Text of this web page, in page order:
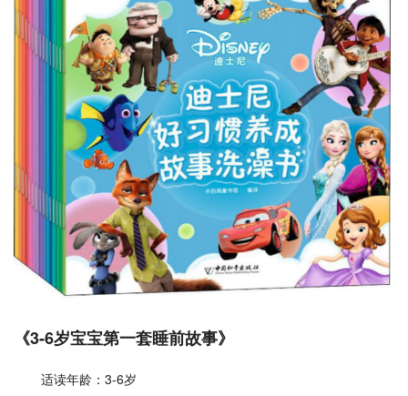
《3-6岁宝宝第一套睡前故事》
适读年龄：3-6岁